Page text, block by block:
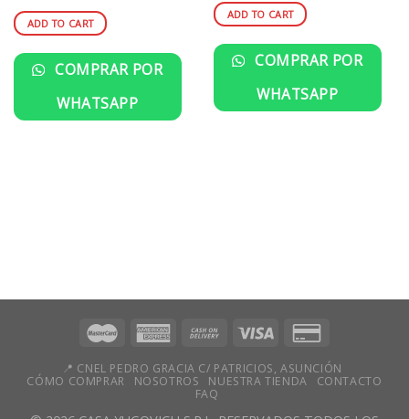
ADD TO CART
COMPRAR POR
WHATSAPP
ADD TO CART
COMPRAR POR
WHATSAPP
📍 CNEL PEDRO GRACIA C/ PATRICIOS, ASUNCIÓN
CÓMO COMPRAR
NOSOTROS NUESTRA TIENDA
CONTACTO
FAQ